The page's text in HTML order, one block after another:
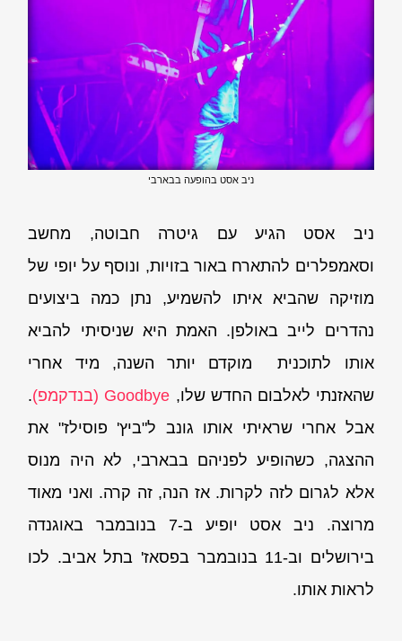
ניב אסט בהופעה בבארבי
ניב אסט הגיע עם גיטרה חבוטה, מחשב
וסאמפלרים להתארח באור בזויות, ונוסף על יופי של
מוזיקה שהביא איתו להשמיע, נתן כמה ביצועים
נהדרים לייב באולפן. האמת היא שניסיתי להביא
אותו לתוכנית מוקדם יותר השנה, מיד אחרי
שהאזנתי לאלבום החדש שלו, Goodbye (בנדקמפ)
.
אבל אחרי שראיתי אותו גונב ל"ביץ' פוסילז" את
ההצגה, כשהופיע לפניהם בבארבי, לא היה מנוס
אלא לגרום לזה לקרות. אז הנה, זה קרה. ואני מאוד
מרוצה. ניב אסט יופיע ב-7 בנובמבר באוגנדה
בירושלים וב-11 בנובמבר בפסאז' בתל אביב. לכו
לראות אותו.